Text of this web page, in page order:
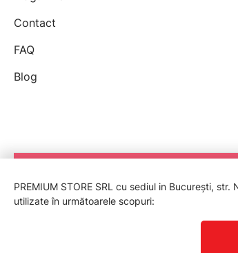
Contact
FAQ
Blog
PREMIUM STORE SRL cu sediul in București,
utilizate în următoarele scopuri: